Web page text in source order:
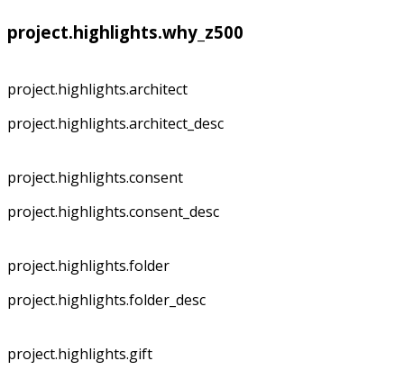
project.highlights.why_z500
project.highlights.architect
project.highlights.architect_desc
project.highlights.consent
project.highlights.consent_desc
project.highlights.folder
project.highlights.folder_desc
project.highlights.gift